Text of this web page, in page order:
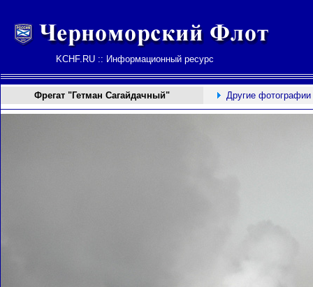
KCHF.RU :: Информационный ресурс
Фрегат "Гетман Сагайдачный" Другие фотографии